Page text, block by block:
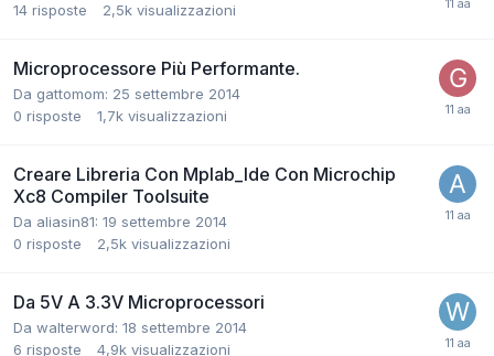
14 risposte 2,5k visualizzazioni
Microprocessore Più Performante.
Da gattomom: 25 settembre 2014
0 risposte 1,7k visualizzazioni
Creare Libreria Con Mplab_Ide Con Microchip
Xc8 Compiler Toolsuite
Da aliasin81: 19 settembre 2014
0 risposte 2,5k visualizzazioni
Da 5V A 3.3V Microprocessori
Da walterword: 18 settembre 2014
6 risposte 4,9k visualizzazioni